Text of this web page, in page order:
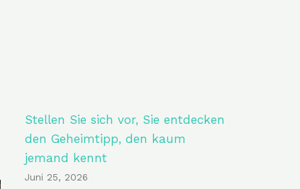
Stellen Sie sich vor, Sie entdecken
den Geheimtipp, den kaum
jemand kennt
Juni 25, 2026